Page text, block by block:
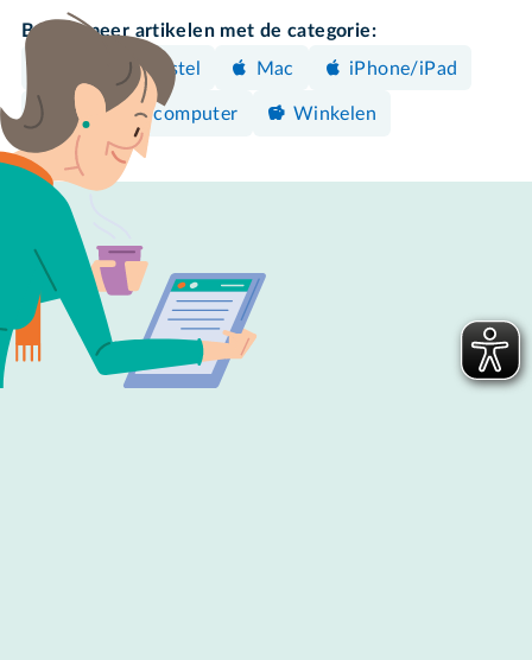
Bekijk meer artikelen met de categorie:
Android-toestel
Mac iPhone/iPad
Windows-computer Winkelen